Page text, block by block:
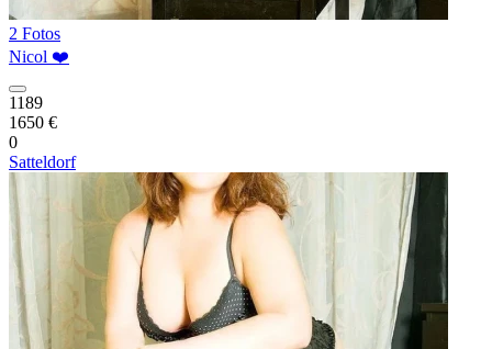
2 Fotos
Nicol ❤️
1189
1650 €
0
Satteldorf